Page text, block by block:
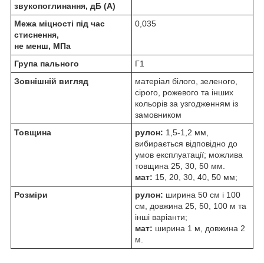
звукопоглинання, дБ (А)
Межа міцності під час
стиснення,
не менш, МПа
0,035
Група пального
Г1
Зовнішній вигляд
матеріал білого, зеленого,
сірого, рожевого та інших
кольорів за узгодженням із
замовником
Товщина
рулон: 1,5-1,2 мм,
вибирається відповідно до
умов експлуатації; можлива
товщина 25, 30, 50 мм.
мат: 15, 20, 30, 40, 50 мм;
Розміри
рулон: ширина 50 см і 100
см, довжина 25, 50, 100 м та
інші варіанти;
мат: ширина 1 м, довжина 2
м.